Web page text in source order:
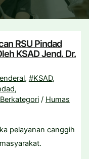
RSU Pindad
KSAD Jend. Dr.
, #KSAD,
,
/ Humas
pelayanan canggih